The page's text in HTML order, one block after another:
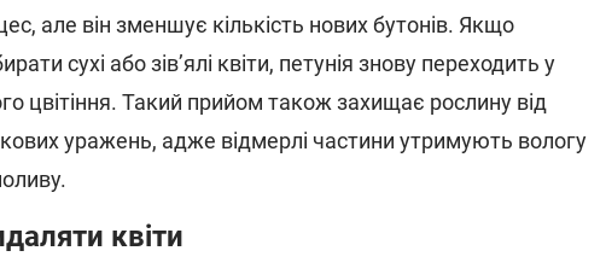
але він зменшує кількість нових бутонів. Якщо
сухі або зів’ялі квіти, петунія знову переходить у
цвітіння. Такий прийом також захищає рослину від
уражень, адже відмерлі частини утримують вологу
квіти